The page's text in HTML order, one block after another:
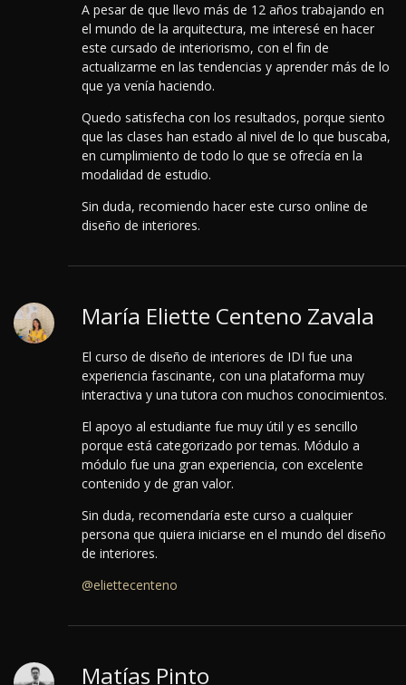
A pesar de que llevo más de 12 años trabajando en
el mundo de la arquitectura, me interesé en hacer
este cursado de interiorismo, con el fin de
actualizarme en las tendencias y aprender más de lo
que ya venía haciendo.
Quedo satisfecha con los resultados, porque siento
que las clases han estado al nivel de lo que buscaba,
en cumplimiento de todo lo que se ofrecía en la
modalidad de estudio.
Sin duda, recomiendo hacer este curso online de
diseño de interiores.
María Eliette Centeno Zavala
El curso de diseño de interiores de IDI fue una
experiencia fascinante, con una plataforma muy
interactiva y una tutora con muchos conocimientos.
El apoyo al estudiante fue muy útil y es sencillo
porque está categorizado por temas. Módulo a
módulo fue una gran experiencia, con excelente
contenido y de gran valor.
Sin duda, recomendaría este curso a cualquier
persona que quiera iniciarse en el mundo del diseño
de interiores.
@eliettecenteno
Matías Pinto